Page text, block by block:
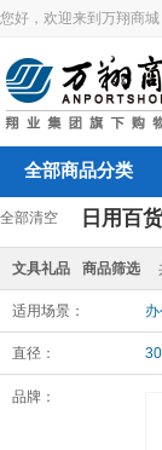
您好，欢迎来到万翔商城
全部商品分类
全部清空 日用百
文具礼品 商品筛选
适用场景：
直径：
品牌：